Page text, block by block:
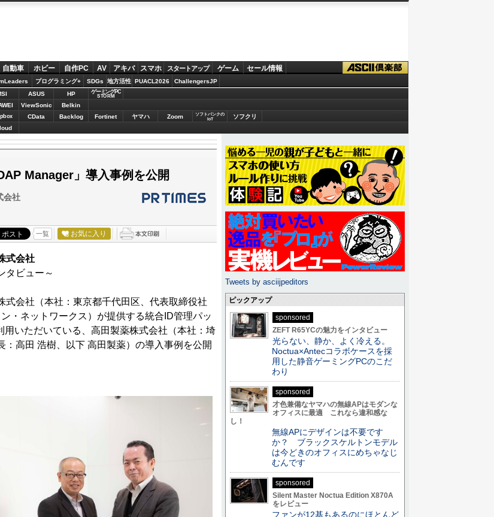
自動車 ホビー 自作PC AV アキバ スマホ スタートアップ ゲーム セール情報
プログラミング+ SDGs 地方活性 PUACL2026 ChallengersJP
ASUS HP ゲーミングPC
STORM
ViewSonic Belkin
CData Backlog Fortinet ヤマハ Zoom
ソフトバンクの
IoT
ソフクリ
Manager」導入事例を公開
会社
一覧 お気に入り
式会社
タビュー～
式会社（本社：東京都千代田区、代表取締役社
・ネットワークス）が提供する統合ID管理パッ
いただいている、高田製薬株式会社（本社：埼
：高田 浩樹、以下 高田製薬）の導入事例を公開
Tweets by asciijpeditors
ピックアップ
sponsored
ZEFT R65YCの魅力をインタビュー
光らない、静か、よく冷える。
Noctua×Antecコラボケースを採
用した静音ゲーミングPCのこだ
わり
sponsored
才色兼備なヤマハの無線APはモダンな
オフィスに最適 これなら違和感な
し！
無線APにデザインは不要です
か？ ブラックスケルトンモデル
は今どきのオフィスにめちゃなじ
むんです
sponsored
Silent Master Noctua Edition X870A
をレビュー
ファンが12基もあるのにほとんど